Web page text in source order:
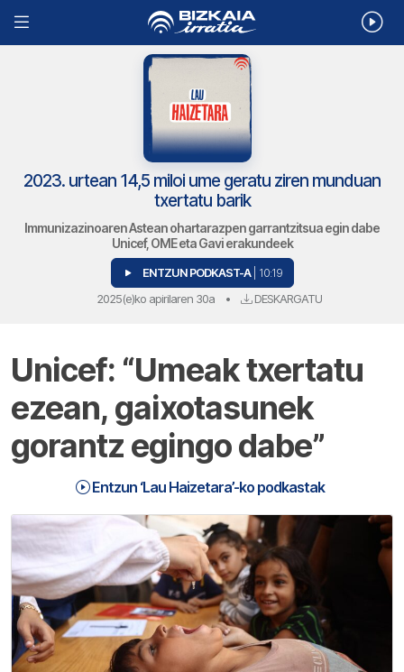
2023. urtean 14,5 miloi ume geratu ziren munduan
txertatu barik
Immunizazinoaren Astean ohartarazpen garrantzitsua egin dabe
Unicef, OME eta Gavi erakundeek
ENTZUN PODKAST-A | 10:19
2025(e)ko apirilaren 30a • DESKARGATU
Unicef: “Umeak txertatu
ezean, gaixotasunek
gorantz egingo dabe”
Entzun ‘Lau Haizetara’-ko podkastak